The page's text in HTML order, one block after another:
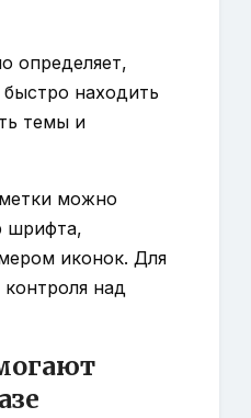
определяет,
находить
темы и
можно
шрифта,
иконок. Для
над